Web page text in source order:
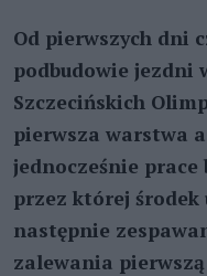
Od pierwszych dni
podbudowie jezdni
Szczecińskich
pierwsza warstwa
jednocześnie
przez której środek
następnie
zalewania